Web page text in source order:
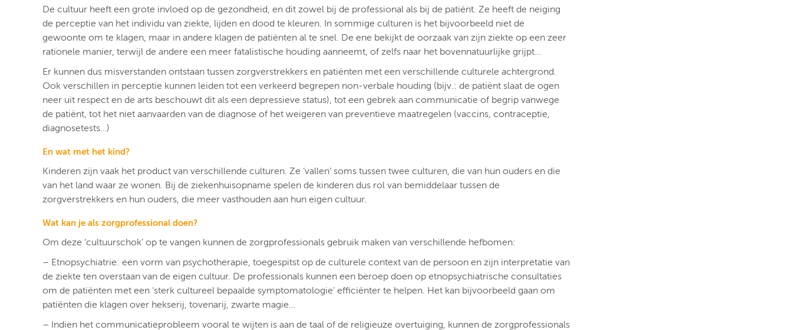
De cultuur heeft een grote invloed op de gezondheid, en dit zowel bij de professional als bij de patiënt. Ze heeft de neiging
de perceptie van het individu van ziekte, lijden en dood te kleuren. In sommige culturen is het bijvoorbeeld niet de
gewoonte om te klagen, maar in andere klagen de patiënten al te snel. De ene bekijkt de oorzaak van zijn ziekte op een zeer
rationele manier, terwijl de andere een meer fatalistische houding aanneemt, of zelfs naar het bovennatuurlijke grijpt…
Er kunnen dus misverstanden ontstaan tussen zorgverstrekkers en patiënten met een verschillende culturele achtergrond.
Ook verschillen in perceptie kunnen leiden tot een verkeerd begrepen non-verbale houding (bijv.: de patiënt slaat de ogen
neer uit respect en de arts beschouwt dit als een depressieve status), tot een gebrek aan communicatie of begrip vanwege
de patiënt, tot het niet aanvaarden van de diagnose of het weigeren van preventieve maatregelen (vaccins, contraceptie,
diagnosetests…)
En wat met het kind?
Kinderen zijn vaak het product van verschillende culturen. Ze ‘vallen’ soms tussen twee culturen, die van hun ouders en die
van het land waar ze wonen. Bij de ziekenhuisopname spelen de kinderen dus rol van bemiddelaar tussen de
zorgverstrekkers en hun ouders, die meer vasthouden aan hun eigen cultuur.
Wat kan je als zorgprofessional doen?
Om deze ‘cultuurschok’ op te vangen kunnen de zorgprofessionals gebruik maken van verschillende hefbomen:
– Etnopsychiatrie: een vorm van psychotherapie, toegespitst op de culturele context van de persoon en zijn interpretatie van
de ziekte ten overstaan van de eigen cultuur. De professionals kunnen een beroep doen op etnopsychiatrische consultaties
om de patiënten met een ‘sterk cultureel bepaalde symptomatologie’ efficiënter te helpen. Het kan bijvoorbeeld gaan om
patiënten die klagen over hekserij, tovenarij, zwarte magie…
– Indien het communicatieprobleem vooral te wijten is aan de taal of de religieuze overtuiging, kunnen de zorgprofessionals